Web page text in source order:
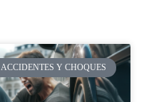
ACCIDENTES Y CHOQUES